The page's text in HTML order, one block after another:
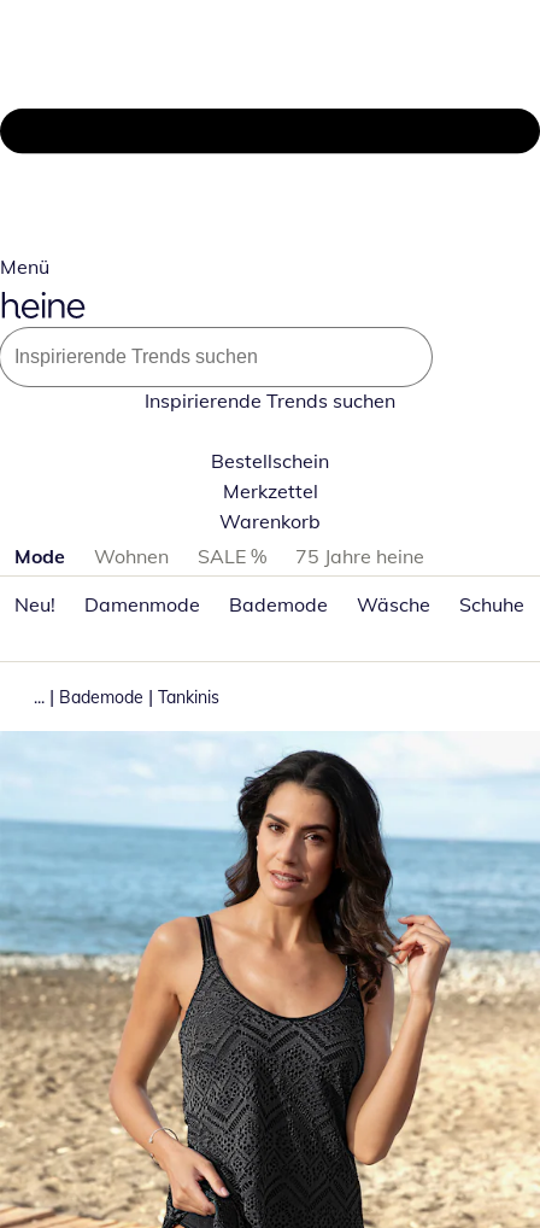
Menü
Inspirierende Trends suchen
Bestellschein
Merkzettel
Warenkorb
Produktkategorien überspringen
Mode Wohnen SALE %
75 Jahre heine
Neu!
Damenmode Bademode Wäsche Schuhe
... | Bademode | Tankinis